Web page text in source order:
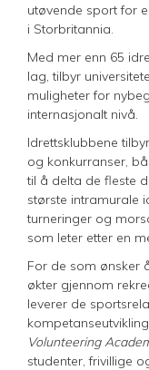
utøvende sport for
i Storbritannia.
Med mer enn 65
lag, tilbyr
muligheter for
internasjonalt nivå.
Idrettsklubbene
og konkurranser,
til å delta de fleste
største intramurale
turneringer og
som leter etter en
For de som ønsker
økter gjennom
leverer de
Volunteering
studenter, frivillige